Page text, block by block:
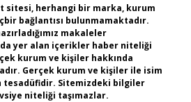
sitesi, herhangi bir marka, kurum
bağlantısı bulunmamaktadır.
makaleler
yer alan içerikler haber niteliği
kurum ve kişiler hakkında
Gerçek kurum ve kişiler ile isim
Sitemizdeki bilgiler
niteliği taşımazlar.